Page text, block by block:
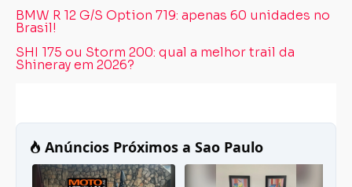
BMW R 12 G/S Option 719: apenas 60 unidades no
Brasil!
SHI 175 ou Storm 200: qual a melhor trail da
Shineray em 2026?